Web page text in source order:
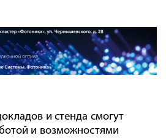
и стенда смогут
и возможностями